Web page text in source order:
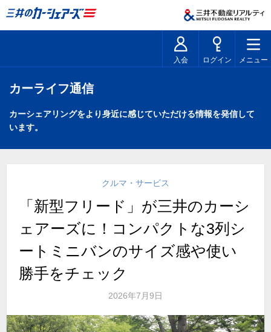
入会 ログイン メニュー
カーライフ通信
カーシェアリングをより身近に感じていただける情報を発信して
います。
クルマ・サービス
「新型フリード」が三井のカーシ
ェアーズに！コンパクトな3列シ
ートミニバンのサイズ感や使い
勝手をチェック
2026年7月9日